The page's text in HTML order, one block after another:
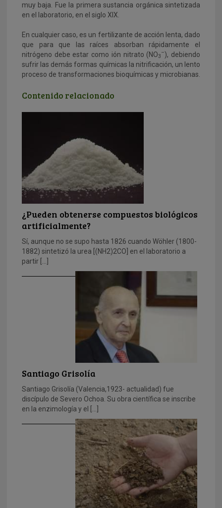
muy baja. Fue la primera sustancia orgánica sintetizada
en el laboratorio, en el siglo XIX.
En cualquier caso, es un fertilizante de acción lenta, dado
que para que las raíces absorban rápidamente el
nitrógeno debe estar como ión nitrato (NO3
–), debiendo
sufrir las demás formas químicas la nitrificación, un lento
proceso de transformaciones bioquímicas y microbianas.
Contenido relacionado
¿Pueden obtenerse compuestos biológicos
artificialmente?
Sí, aunque no se supo hasta 1826 cuando Wöhler (1800-
1882) sintetizó la urea [(NH2)2CO] en el laboratorio a
partir […]
Santiago Grisolía
Santiago Grisolía (Valencia,1923- actualidad) fue
discípulo de Severo Ochoa. Su obra científica se inscribe
en la enzimología y el […]